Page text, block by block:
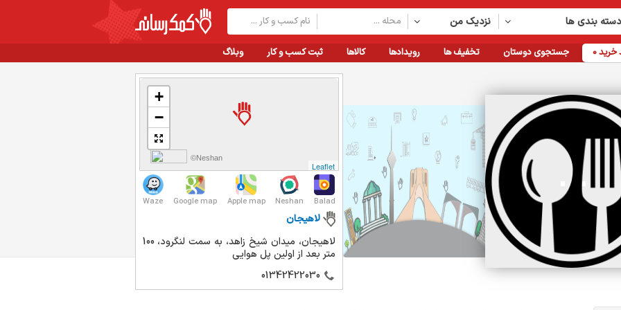
نزدیک من بندی ها
وبلاگ ثبت کسب و کار کالاها رویدادها تخفیف ها جستجوی دوستان خرید0
+
−
Leaflet
©Neshan
Balad
Neshan
Apple map
Google map
Waze
لاهیجان
لاهیجان، میدان شیخ زاهد، به سمت لنگرود، 100
متر بعد از اولین پل هوایی
01342422030